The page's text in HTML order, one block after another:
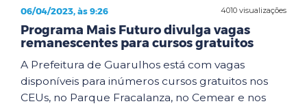
4010 visualizações
06/04/2023, às 9:26
Programa Mais Futuro divulga vagas
remanescentes para cursos gratuitos
A Prefeitura de Guarulhos está com vagas
disponíveis para inúmeros cursos gratuitos nos
CEUs, no Parque Fracalanza, no Cemear e nos